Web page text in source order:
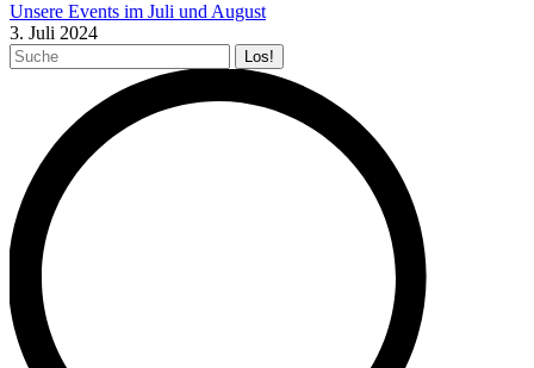
Unsere Events im Juli und August
3. Juli 2024
Search: